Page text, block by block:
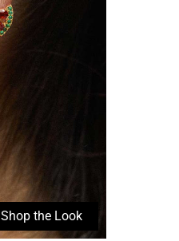
Shop the Look